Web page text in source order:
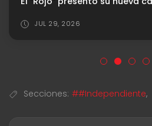
AGO 06, 2026
Secciones: ##Independiente,